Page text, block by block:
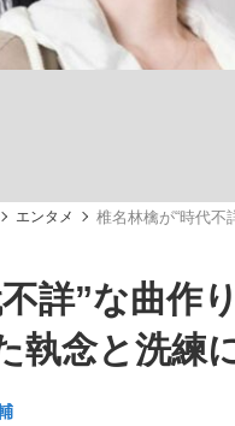
」本田圭佑が初めて明かした
かった」侍ジャパン選手が証
エンタメ 椎名林檎が“時代不
詳”な曲作
執念と洗練